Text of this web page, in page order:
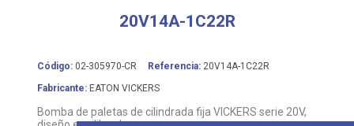
20V14A-1C22R
Código: 02-305970-CR Referencia: 20V14A-1C22R
Fabricante: EATON VICKERS
Bomba de paletas de cilindrada fija VICKERS serie 20V,